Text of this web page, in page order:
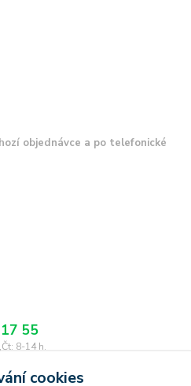
objednávce a po telefonické
55
8-14 h.
cookies